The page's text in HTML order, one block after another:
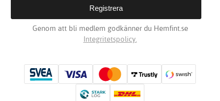
Genom att bli medlem godkänner du Hemfint.se
Integritetspolicy.